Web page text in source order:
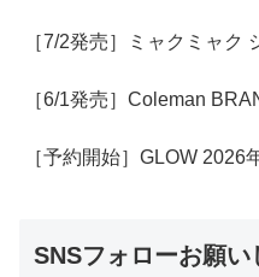
［7/2発売］ミャクミャク
［6/1発売］Coleman
［予約開始］GLOW 2026
SNSフォローお願い